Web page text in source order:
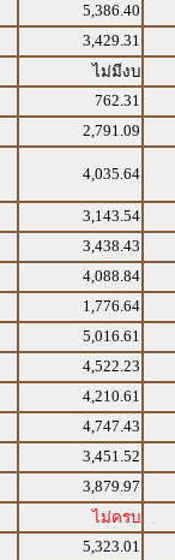
5,386.40
3,429.31
ไม่มีงบ
762.31
2,791.09
4,035.64
3,143.54
3,438.43
4,088.84
1,776.64
5,016.61
4,522.23
4,210.61
4,747.43
3,451.52
3,879.97
ไม่ครบ
5,323.01